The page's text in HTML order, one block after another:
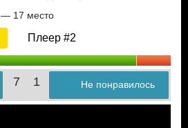
— 17 место
Плеер #2
7 1 Не понравилось